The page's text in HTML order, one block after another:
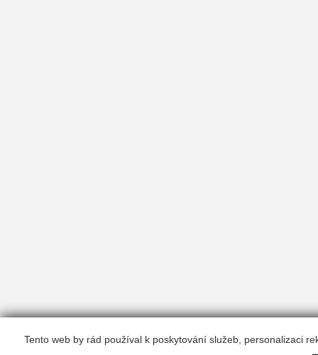
Tento web by rád používal k poskytování služeb, personalizaci